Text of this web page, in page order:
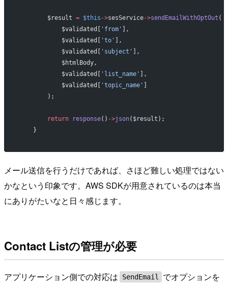
        $result
= $this ->sesService->sendEmailWithOptOut (
            $validated[
'from'
],
            $validated[
'to'
],
            $validated[
'subject'
],
            $htmlBody,
            $validated[
'list_name'
],
            $validated[
'topic_name'
        );
        return
response() ->json($result);
    }
メール送信を行うだけであれば、さほど難しい処理ではない
かなという印象です。AWS SDKが用意されているのは本当
にありがたいなと日々感じます。
Contact Listの管理が必要
アプリケーション側での対応は SendEmail
でオプションを